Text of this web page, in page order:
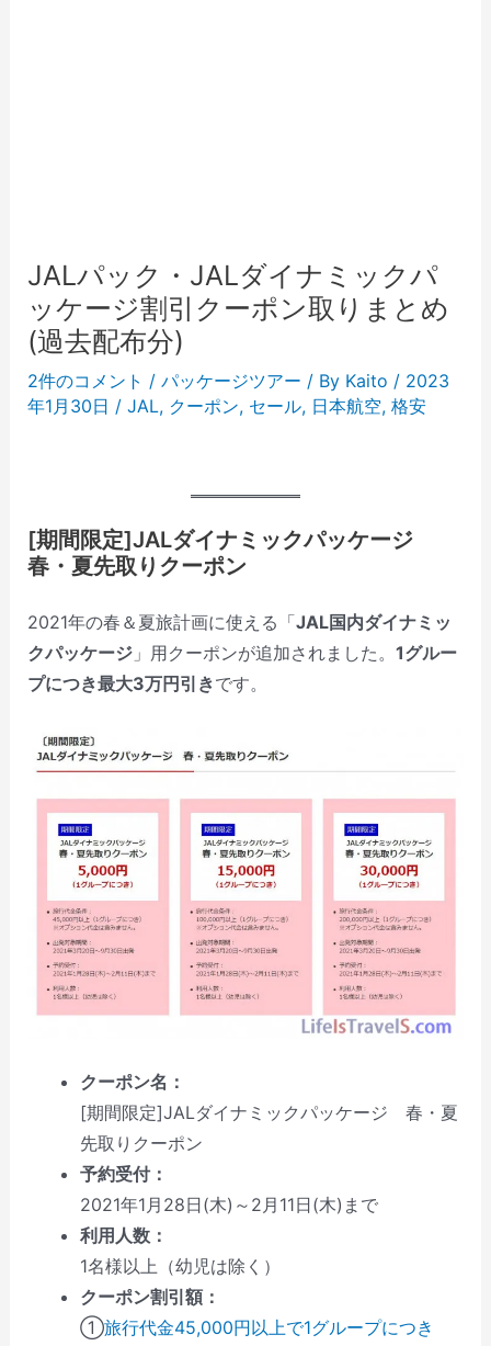
JALパック・JALダイナミックパ
ッケージ割引クーポン取りまとめ
(過去配布分)
2件のコメント / パッケージツアー / By Kaito / 2023
年1月30日 / JAL, クーポン, セール, 日本航空, 格安
[期間限定]JALダイナミックパッケージ
春・夏先取りクーポン
2021年の春＆夏旅計画に使える「JAL国内ダイナミッ
クパッケージ」用クーポンが追加されました。 1グルー
プにつき最大3万円引きです。
クーポン名：
[期間限定]JALダイナミックパッケージ 春・夏
先取りクーポン
予約受付：
2021年1月28日(木)～2月11日(木)まで
利用人数：
1名様以上（幼児は除く）
クーポン割引額：
①旅行代金45,000円以上で1グループにつき